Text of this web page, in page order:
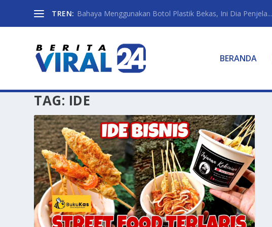
TREN: Bahaya Menggunakan Botol Plastik Bekas, Ini Dia Penjela...
BERANDA
TAG: IDE